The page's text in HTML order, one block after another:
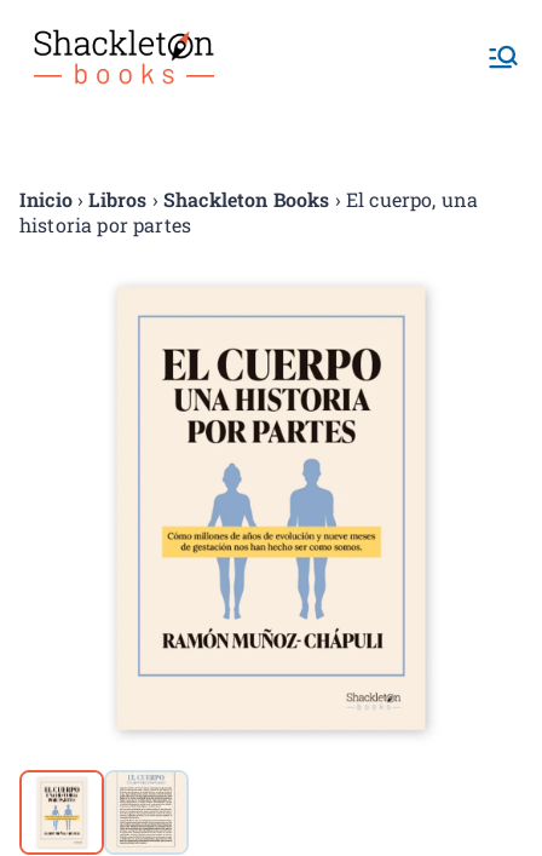
Shackletonb
Inicio›Libros › Shackleton Books › El cuerpo, una
historia por partes